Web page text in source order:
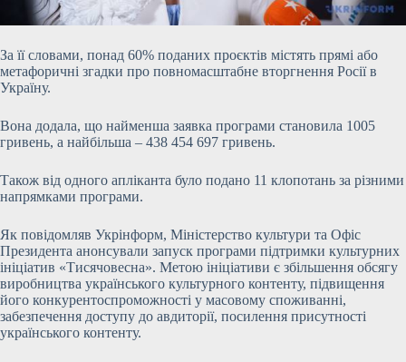
За її словами, понад 60% поданих проєктів містять прямі або
метафоричні згадки про повномасштабне вторгнення Росії в
Україну.
Вона додала, що найменша заявка програми становила 1005
гривень, а найбільша – 438 454 697 гривень.
Також від одного апліканта було подано 11 клопотань за різними
напрямками програми.
Як повідомляв Укрінформ, Міністерство культури та Офіс
Президента анонсували запуск програми підтримки культурних
ініціатив «Тисячовесна». Метою ініціативи є збільшення обсягу
виробництва українського культурного контенту, підвищення
його конкурентоспроможності у масовому споживанні,
забезпечення доступу до авдиторії, посилення присутності
українського контенту.